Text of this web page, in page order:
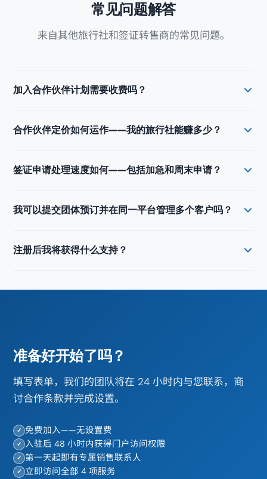
常见问题解答
来自其他旅行社和签证转售商的常见问题。
加入合作伙伴计划需要收费吗？
要求。您注册后 48 小时内获得门户访问权限，立即以批发价
合作伙伴定价如何运作——我的旅行社能赚多少？
及机场接送）享受批发价，最高低于零售价 50%。您的具体
们的销售团队将在一个工作日内提供个性化报价方案。业务
签证申请处理速度如何——包括加急和周末申请？
于更紧迫的时间要求，我们可在 4 个工作小时内或 1–2–3–4
作，包括周末和公共假期，这也是旅行社从其他供应商转向
我可以提交团体预订并在同一平台管理多个客户吗？
建。您可批量提交多个申请，实时追踪状态，直接下载批准
注册后我将获得什么支持？
WhatsApp、电话和邮件联系——24/7，包括周末。对于复杂
准备好开始了吗？
填写表单，我们的团队将在 24 小时内与您联系，商
讨合作条款并完成设置。
✓ 免费加入——无设置费
✓ 入驻后 48 小时内获得门户访问权限
✓ 第一天起即有专属销售联系人
✓ 立即访问全部 4 项服务